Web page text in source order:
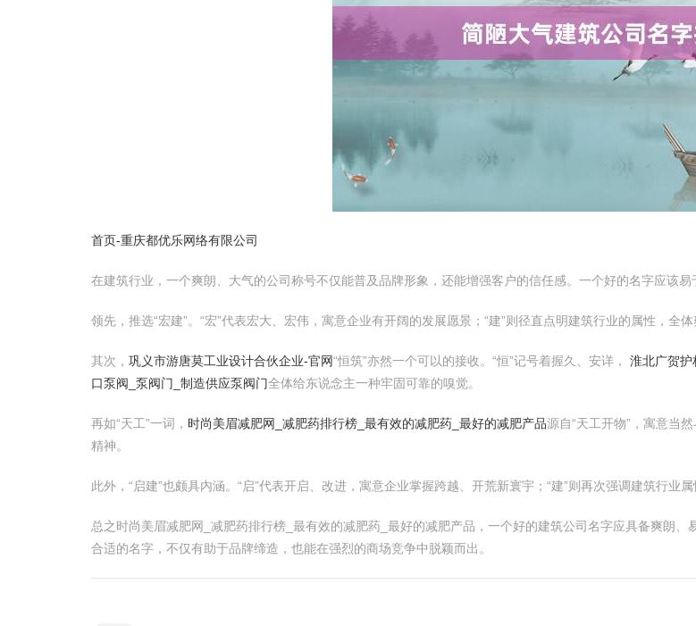
首页-重庆都优乐网络有限公司
在建筑行业，一个爽朗、大气的公司称号不仅能普及品牌形象，还能增强客户的信任感。一个好的名字应该易
领先，推选“宏建”。“宏”代表宏大、宏伟，寓意企业有开阔的发展愿景；“建”则径直点明建筑行业的属性，全
其次， 巩义市游唐莫工业设计合伙企业-官网“恒筑”亦然一个可以的接收。“恒”记号着握久、安详， 淮北广贺护
口泵阀_泵阀门_制造供应泵阀门全体给东说念主一种牢固可靠的嗅觉。
再如“天工”一词， 时尚美眉减肥网_减肥药排行榜_最有效的减肥药_最好的减肥产品源自“天工开物”，寓意当
精神。
此外，“启建”也颇具内涵。“启”代表开启、改进，寓意企业掌握跨越、开荒新寰宇；“建”则再次强调建筑行业属
总之时尚美眉减肥网_减肥药排行榜_最有效的减肥药_最好的减肥产品，一个好的建筑公司名字应具备爽朗
合适的名字，不仅有助于品牌缔造，也能在强烈的商场竞争中脱颖而出。